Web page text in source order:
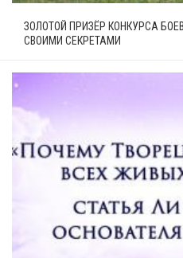
ЗОЛОТОЙ ПРИЗЁР КОНКУРСА
СВОИМИ СЕКРЕТАМИ